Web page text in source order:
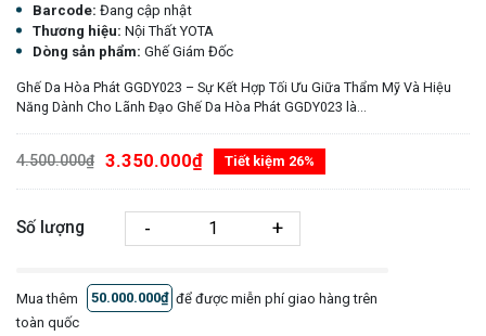
Barcode: Đang cập nhật
Thương hiệu: Nội Thất YOTA
Dòng sản phẩm: Ghế Giám Đốc
Ghế Da Hòa Phát GGDY023 – Sự Kết Hợp Tối Ưu Giữa Thẩm Mỹ Và Hiệu
Năng Dành Cho Lãnh Đạo Ghế Da Hòa Phát GGDY023 là...
4.500.000₫ 3.350.000₫ Tiết kiệm 26%
Số lượng - +
Mua thêm 50.000.000₫ để được miễn phí giao hàng trên
toàn quốc